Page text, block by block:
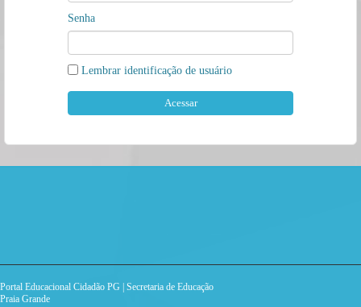
Senha
Lembrar identificação de usuário
Portal Educacional Cidadão PG | Secretaria de Educação
Praia Grande